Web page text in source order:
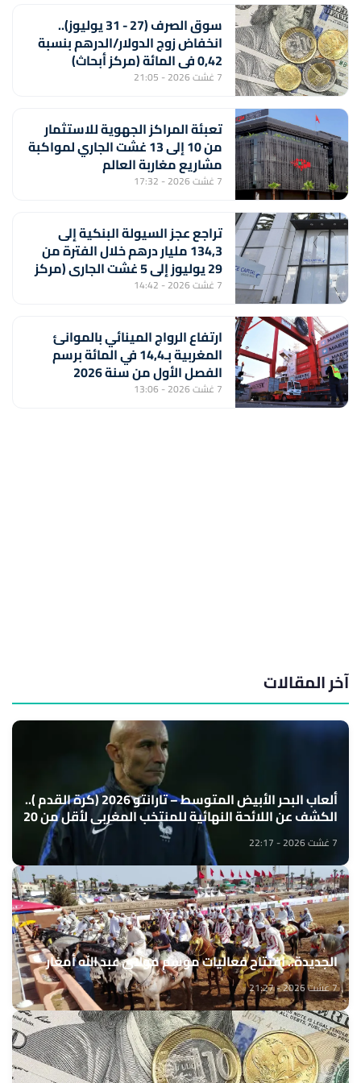
سوق الصرف (27 - 31 يوليوز)..
انخفاض زوج الدولار/الدرهم بنسبة
0,42 في المائة (مركز أبحاث)
7 غشت 2026 - 21:05
تعبئة المراكز الجهوية للاستثمار
من 10 إلى 13 غشت الجاري لمواكبة
مشاريع مغاربة العالم
7 غشت 2026 - 17:32
تراجع عجز السيولة البنكية إلى
134,3 مليار درهم خلال الفترة من
29 يوليوز إلى 5 غشت الجاري (مركز
أبحاث)
7 غشت 2026 - 14:42
ارتفاع الرواج المينائي بالموانئ
المغربية بـ14,4 في المائة برسم
الفصل الأول من سنة 2026
7 غشت 2026 - 13:06
آخر المقالات
ألعاب البحر الأبيض المتوسط – تارانتو 2026 (كرة القدم )..
الكشف عن اللائحة النهائية للمنتخب المغربي لأقل من 20
سنة 7 غشت 2026 - 22:17
الجديدة.. افتتاح فعاليات موسم مولاي عبد الله أمغار
7 غشت 2026 - 21:27